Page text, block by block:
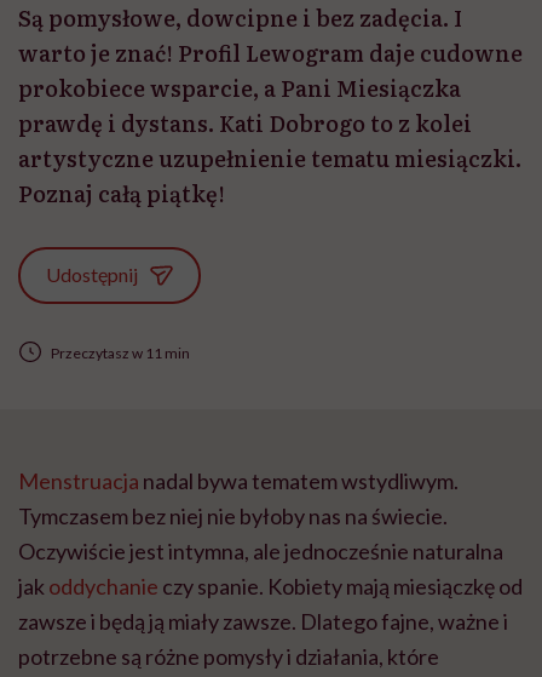
Są pomysłowe, dowcipne i bez zadęcia. I
warto je znać! Profil Lewogram daje cudowne
prokobiece wsparcie, a Pani Miesiączka
prawdę i dystans. Kati Dobrogo to z kolei
artystyczne uzupełnienie tematu miesiączki.
Poznaj całą piątkę!
Udostępnij
Przeczytasz w 11 min
Menstruacja nadal bywa tematem wstydliwym.
Tymczasem bez niej nie byłoby nas na świecie.
Oczywiście jest intymna, ale jednocześnie naturalna
jakoddychanie czy spanie. Kobiety mają miesiączkę od
zawsze i będą ją miały zawsze. Dlatego fajne, ważne i
potrzebne są różne pomysły i działania, które